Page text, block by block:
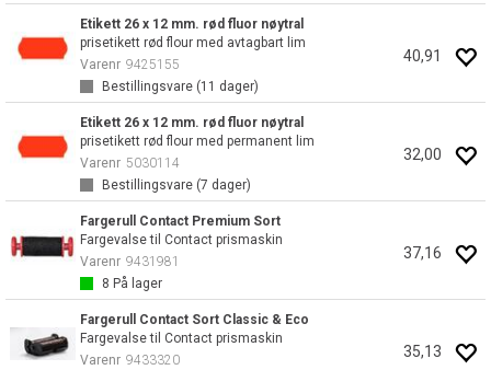
Etikett 26 x 12 mm. rød fluor nøytral
prisetikett rød flour med avtagbart lim
Varenr 9425155
Bestillingsvare (11 dager)
40,91
Etikett 26 x 12 mm. rød fluor nøytral
prisetikett rød flour med permanent lim
Varenr 5030114
Bestillingsvare (7 dager)
32,00
Fargerull Contact Premium Sort
Fargevalse til Contact prismaskin
Varenr 9431981
8 På lager
37,16
Fargerull Contact Sort Classic & Eco
Fargevalse til Contact prismaskin
Varenr 9433320
35,13